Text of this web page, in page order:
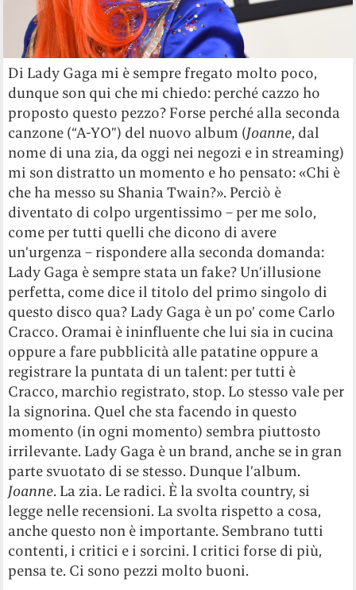
Di Lady Gaga mi è sempre fregato molto poco,
dunque son qui che mi chiedo: perché cazzo ho
proposto questo pezzo? Forse perché alla seconda
canzone (“A-YO”) del nuovo album (Joanne, dal
nome di una zia, da oggi nei negozi e in streaming)
mi son distratto un momento e ho pensato: «Chi è
che ha messo su Shania Twain?». Perciò è
diventato di colpo urgentissimo – per me solo,
come per tutti quelli che dicono di avere
un’urgenza – rispondere alla seconda domanda:
Lady Gaga è sempre stata un fake? Un’illusione
perfetta, come dice il titolo del primo singolo di
questo disco qua? Lady Gaga è un po’ come Carlo
Cracco. Oramai è ininfluente che lui sia in cucina
oppure a fare pubblicità alle patatine oppure a
registrare la puntata di un talent: per tutti è
Cracco, marchio registrato, stop. Lo stesso vale per
la signorina. Quel che sta facendo in questo
momento (in ogni momento) sembra piuttosto
irrilevante. Lady Gaga è un brand, anche se in gran
parte svuotato di se stesso. Dunque l’album.
Joanne. La zia. Le radici. È la svolta country, si
legge nelle recensioni. La svolta rispetto a cosa,
anche questo non è importante. Sembrano tutti
contenti, i critici e i sorcini. I critici forse di più,
pensa te. Ci sono pezzi molto buoni.